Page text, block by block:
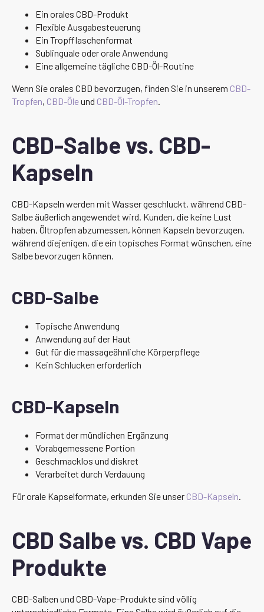
Ein orales CBD-Produkt
Flexible Ausgabesteuerung
Ein Tropfflaschenformat
Sublinguale oder orale Anwendung
Eine allgemeine tägliche CBD-Öl-Routine
Wenn Sie orales CBD bevorzugen, finden Sie in unserem CBD-
Tropfen, CBD-Öleund CBD-Öl-Tropfen.
CBD-Salbe vs. CBD-
Kapseln
CBD-Kapseln werden mit Wasser geschluckt, während CBD-
Salbe äußerlich angewendet wird. Kunden, die keine Lust
haben, Öltropfen abzumessen, können Kapseln bevorzugen,
während diejenigen, die ein topisches Format wünschen, eine
Salbe bevorzugen können.
CBD-Salbe
Topische Anwendung
Anwendung auf der Haut
Gut für die massageähnliche Körperpflege
Kein Schlucken erforderlich
CBD-Kapseln
Format der mündlichen Ergänzung
Vorabgemessene Portion
Geschmacklos und diskret
Verarbeitet durch Verdauung
Für orale Kapselformate, erkunden Sie unser CBD-Kapseln.
CBD Salbe vs. CBD Vape
Produkte
CBD-Salben und CBD-Vape-Produkte sind völlig